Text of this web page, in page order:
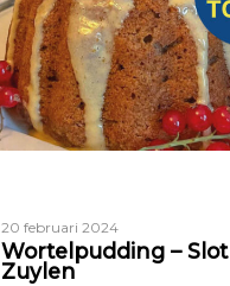
20 februari 2024
Wortelpudding – Slot
Zuylen